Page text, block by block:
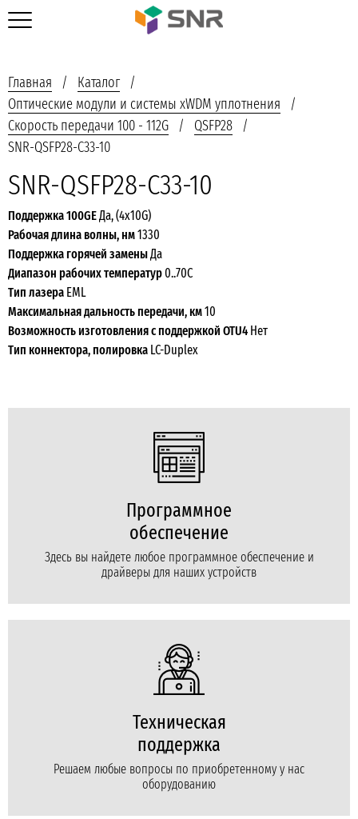
Главная
Каталог
Оптические модули и системы xWDM уплотнения
Скорость передачи 100 - 112G
QSFP28
SNR-QSFP28-C33-10
SNR-QSFP28-C33-10
Поддержка 100GEДа, (4x10G)
Рабочая длина волны, нм1330
Поддержка горячей заменыДа
Диапазон рабочих температур0..70С
Тип лазера EML
Максимальная дальность передачи, км10
Возможность изготовления с поддержкой OTU4 Нет
Тип коннектора, полировка LC-Duplex
Программное
обеспечение
Здесь вы найдете любое программное обеспечение и
драйверы для наших устройств
Техническая
поддержка
Решаем любые вопросы по приобретенному у нас
оборудованию